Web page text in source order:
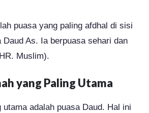
puasa yang paling afdhal di sisi
Daud As. Ia berpuasa sehari dan
Muslim).
yang Paling Utama
utama adalah puasa Daud. Hal ini